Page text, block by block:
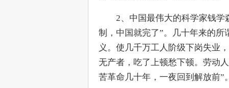
2、中国最伟大的科学家钱学
制，中国就完了”。几十年来的
义。使几千万工人阶级下岗失业
无产者，吃了上顿愁下顿。劳动
苦革命几十年，一夜回到解放前”